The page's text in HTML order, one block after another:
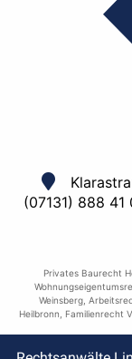
(07131) 888 41
Privates Baurecht
Weinsberg
Heilbronn
Familienrecht